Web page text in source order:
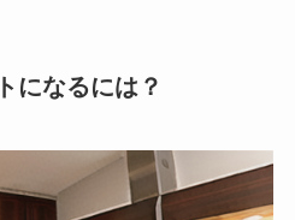
になるには？